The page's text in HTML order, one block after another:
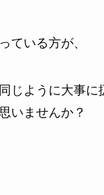
ている方が、
じように大事に
いませんか？